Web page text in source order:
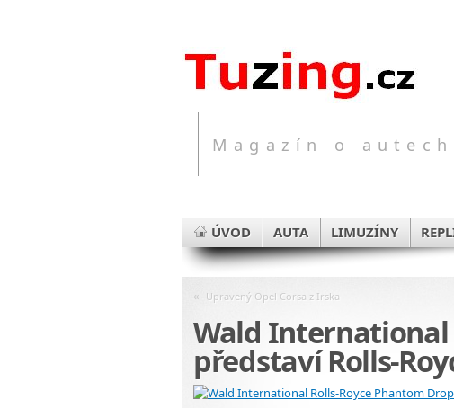
Magazín o
ÚVOD AUTA LIMUZÍNY
« Upravený Opel Corsa z Irska
Wald
představí Rolls-